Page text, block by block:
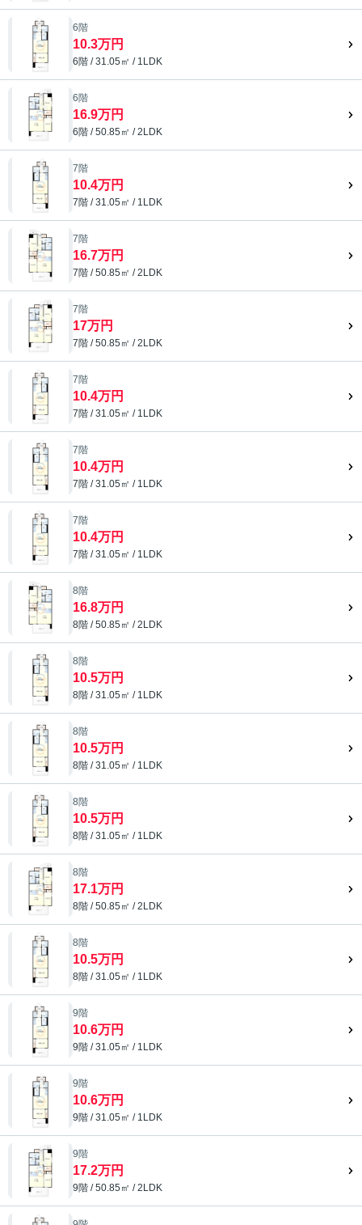
6階
10.3万円
6階 / 31.05㎡ / 1LDK
6階
16.9万円
6階 / 50.85㎡ / 2LDK
7階
10.4万円
7階 / 31.05㎡ / 1LDK
7階
16.7万円
7階 / 50.85㎡ / 2LDK
7階
17万円
7階 / 50.85㎡ / 2LDK
7階
10.4万円
7階 / 31.05㎡ / 1LDK
7階
10.4万円
7階 / 31.05㎡ / 1LDK
7階
10.4万円
7階 / 31.05㎡ / 1LDK
8階
16.8万円
8階 / 50.85㎡ / 2LDK
8階
10.5万円
8階 / 31.05㎡ / 1LDK
8階
10.5万円
8階 / 31.05㎡ / 1LDK
8階
10.5万円
8階 / 31.05㎡ / 1LDK
8階
17.1万円
8階 / 50.85㎡ / 2LDK
8階
10.5万円
8階 / 31.05㎡ / 1LDK
9階
10.6万円
9階 / 31.05㎡ / 1LDK
9階
10.6万円
9階 / 31.05㎡ / 1LDK
9階
17.2万円
9階 / 50.85㎡ / 2LDK